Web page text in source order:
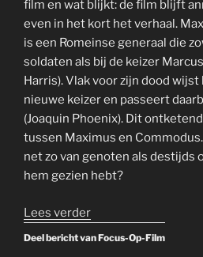
film en wat blijkt: de film blijft
even in het kort het verhaal.
is een Romeinse generaal die
soldaten als bij de keizer
Harris). Vlak voor zijn dood wijst
nieuwe keizer en passeert
(Joaquin Phoenix). Dit
tussen Maximus en
net zo van genoten als destijds
hem gezien hebt?
Lees verder“Rewind
Deel bericht van Focus-Op-Film